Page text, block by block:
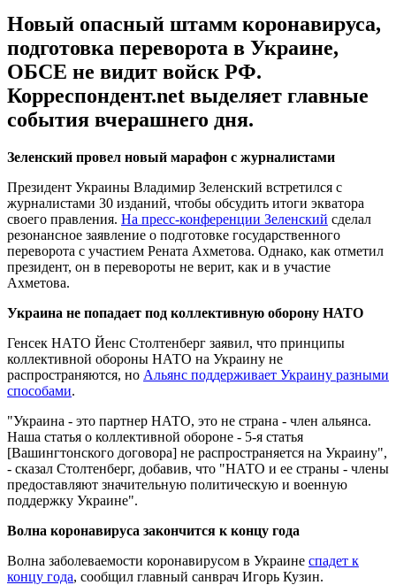
Новый опасный штамм коронавируса,
подготовка переворота в Украине,
ОБСЕ не видит войск РФ.
Корреспондент.net выделяет главные
события вчерашнего дня.
Зеленский провел новый марафон с журналистами
Президент Украины Владимир Зеленский встретился с
журналистами 30 изданий, чтобы обсудить итоги экватора
своего правления. На пресс-конференции Зеленский сделал
резонансное заявление о подготовке государственного
переворота с участием Рената Ахметова. Однако, как отметил
президент, он в перевороты не верит, как и в участие
Ахметова.
Украина не попадает под коллективную оборону НАТО
Генсек НАТО Йенс Столтенберг заявил, что принципы
коллективной обороны НАТО на Украину не
распространяются, но Альянс поддерживает Украину разными
способами.
"Украина - это партнер НАТО, это не страна - член альянса.
Наша статья о коллективной обороне - 5-я статья
[Вашингтонского договора] не распространяется на Украину",
- сказал Столтенберг, добавив, что "НАТО и ее страны - члены
предоставляют значительную политическую и военную
поддержку Украине".
Волна коронавируса закончится к концу года
Волна заболеваемости коронавирусом в Украине спадет к
концу года, сообщил главный санврач Игорь Кузин.